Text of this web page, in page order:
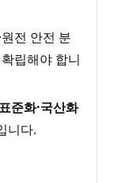
전 안전 분
립해야 합니
준화·국산화
니다.